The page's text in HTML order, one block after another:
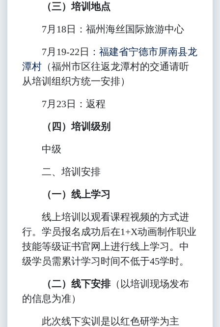
（三）培训地点
7月18日：福州海丝国际旅游中心
7月19-22日： 福建省宁德市屏南县龙
潭村 （福州市区往返龙潭村的交通请听
从培训组织方统一安排）
7月23日：返程
（四）培训级别
中级
二、培训安排
（一）线上学习
线上培训以观看课程视频的方式进
行。学员报名成功后在1+X动画制作职业
技能等级证书官网上进行线上学习。中
级学员需累计学习时间不低于45学时。
（二）线下安排（以培训现场发布
的信息为准）
此次线下实训是以红色研学为主